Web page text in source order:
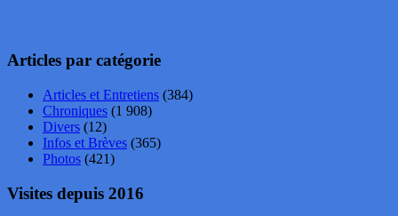
Articles par catégorie
Articles et Entretiens (384)
Chroniques (1 908)
Divers (12)
Infos et Brèves (365)
Photos (421)
Visites depuis 2016